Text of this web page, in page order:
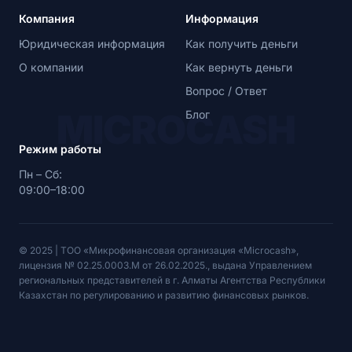
возврату 105 800 ₸
Используйте калькулятор на сайте для точного расчёта.
При досрочном погашении переплата уменьшается — вы
платите только за фактические дни.
MicroCash — лицензированная МФО
Лицензия АРРФР № 02.25.0003.М. Все условия указаны
в договоре до подписания. Без скрытых комиссий, без
изменения ставки в процессе. Досрочное погашение —
MICROCASH
Компания
Юридическая информация
О компании
Информация
Как получить деньги
Как вернуть деньги
Вопрос / Ответ
Блог
Режим работы
Пн – Сб:
09:00–18:00
© 2025 | ТОО «Микрофинансовая организация «Microcash»,
лицензия № 02.25.0003.М от 26.02.2025., выдана Управлением
региональных представителей в г. Алматы Агентства Республики
Казахстан по регулированию и развитию финансовых рынков.